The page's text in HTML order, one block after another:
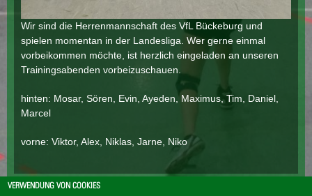
Wir sind die Herrenmannschaft des VfL Bückeburg und
spielen momentan in der Landesliga. Wer gerne einmal
vorbeikommen möchte, ist herzlich eingeladen an unseren
Trainingsabenden vorbeizuschauen.
hinten: Mosar, Sören, Evin, Ayeden, Maximus, Tim, Daniel,
Marcel
vorne: Viktor, Alex, Niklas, Jarne, Niko
VERWENDUNG VON COOKIES